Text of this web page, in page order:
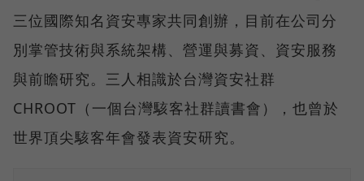
三位國際知名資安專家共同創辦，目前在公司分
別掌管技術與系統架構、營運與募資、資安服務
與前瞻研究。三人相識於台灣資安社群
CHROOT（一個台灣駭客社群讀書會），也曾於
世界頂尖駭客年會發表資安研究。